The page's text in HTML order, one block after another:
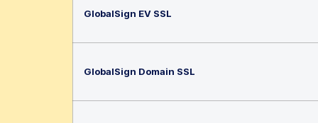
GlobalSign EV SSL
GlobalSign Domain SSL